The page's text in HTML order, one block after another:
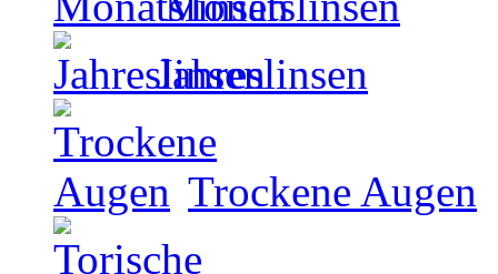
Jahreslinsen
Trockene Augen